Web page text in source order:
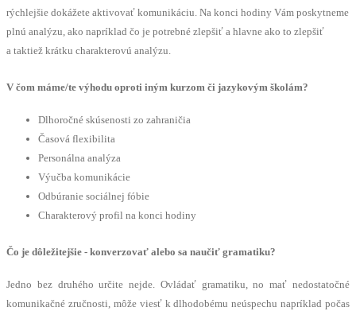
rýchlejšie dokážete aktivovať komunikáciu. Na konci hodiny Vám poskytneme
plnú analýzu, ako napríklad čo je potrebné zlepšiť a hlavne ako to zlepšiť
a taktiež krátku charakterovú analýzu.
V čom máme/te výhodu oproti iným kurzom či jazykovým školám?
Dlhoročné skúsenosti zo zahraničia
Časová flexibilita
Personálna analýza
Výučba komunikácie
Odbúranie sociálnej fóbie
Charakterový profil na konci hodiny
Čo je dôležitejšie - konverzovať alebo sa naučiť gramatiku?
Jedno bez druhého určite nejde. Ovládať gramatiku, no mať nedostatočné
komunikačné zručnosti, môže viesť k dlhodobému neúspechu napríklad počas